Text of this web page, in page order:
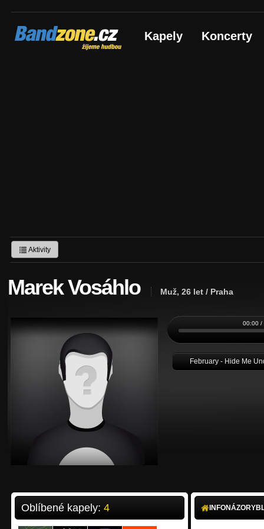
Bandzone.cz
žijeme hudbou Kapely Koncerty
Aktivity
Marek Vosáhlo Muž, 26 let / Praha
00:00 /
February - Hide Me
Oblíbené kapely: 4 INFONÁZORY